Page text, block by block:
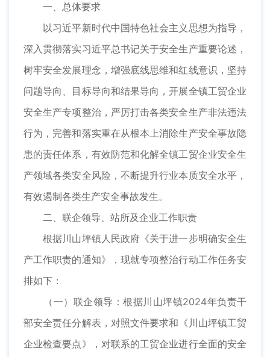
一、总体要求
以习近平新时代中国特色社会主义思想为指导，
深入贯彻落实习近平总书记关于安全生产重要论述，
树牢安全发展理念，增强底线思维和红线意识，坚持
问题导向、目标导向和结果导向，开展全镇工贸企业
安全生产专项整治，严厉打击各类安全生产非法违法
行为，完善和落实重在从根本上消除生产安全事故隐
患的责任体系，有效防范和化解全镇工贸企业安全生
产领域各类安全风险，不断提升行业本质安全水平，
有效遏制各类生产安全事故发生。
二、联企领导、站所及企业工作职责
根据川山坪镇人民政府《关于进一步明确安全生
产工作职责的通知》，现就专项整治行动工作任务安
排如下：
（一）联企领导：根据川山坪镇2024年负责干
部安全责任分解表，对照文件要求和《川山坪镇工贸
企业检查要点》，对联系的工贸企业进行全面的安全